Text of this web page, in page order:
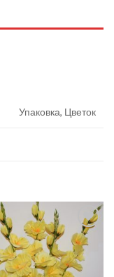
Упаковка, Цветок
Add to
Wishlist